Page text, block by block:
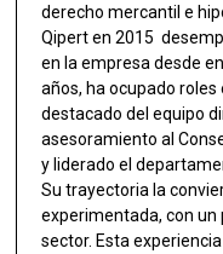
derecho mercantil e
Qipert en 2015
en la empresa desde
años, ha ocupado
destacado del equipo
asesoramiento al
y liderado el
Su trayectoria la
experimentada, con
sector. Esta